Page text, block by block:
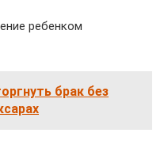
ребенком
брак без